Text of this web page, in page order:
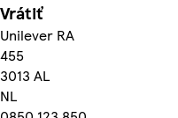
Vrátiť
Unilever RA
455
3013 AL
NL